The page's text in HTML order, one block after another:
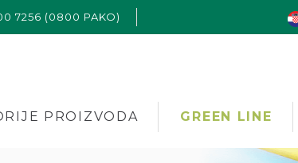
7256 (0800 PAKO)
PROIZVODA GREEN LINE